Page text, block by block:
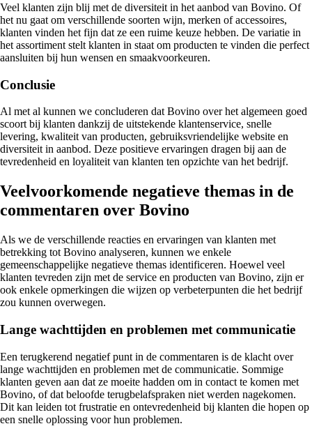
Veel klanten zijn blij met de diversiteit in het aanbod van Bovino. Of
het nu gaat om verschillende soorten wijn, merken of accessoires,
klanten vinden het fijn dat ze een ruime keuze hebben. De variatie in
het assortiment stelt klanten in staat om producten te vinden die perfect
aansluiten bij hun wensen en smaakvoorkeuren.
Conclusie
Al met al kunnen we concluderen dat Bovino over het algemeen goed
scoort bij klanten dankzij de uitstekende klantenservice, snelle
levering, kwaliteit van producten, gebruiksvriendelijke website en
diversiteit in aanbod. Deze positieve ervaringen dragen bij aan de
tevredenheid en loyaliteit van klanten ten opzichte van het bedrijf.
Veelvoorkomende negatieve themas in de
commentaren over Bovino
Als we de verschillende reacties en ervaringen van klanten met
betrekking tot Bovino analyseren, kunnen we enkele
gemeenschappelijke negatieve themas identificeren. Hoewel veel
klanten tevreden zijn met de service en producten van Bovino, zijn er
ook enkele opmerkingen die wijzen op verbeterpunten die het bedrijf
zou kunnen overwegen.
Lange wachttijden en problemen met communicatie
Een terugkerend negatief punt in de commentaren is de klacht over
lange wachttijden en problemen met de communicatie. Sommige
klanten geven aan dat ze moeite hadden om in contact te komen met
Bovino, of dat beloofde terugbelafspraken niet werden nagekomen.
Dit kan leiden tot frustratie en ontevredenheid bij klanten die hopen op
een snelle oplossing voor hun problemen.